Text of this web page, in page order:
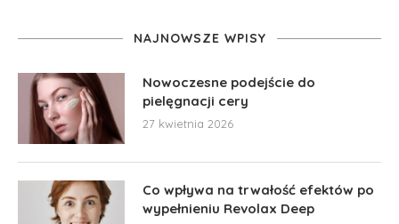
NAJNOWSZE WPISY
Nowoczesne podejście do
pielęgnacji cery
27 kwietnia 2026
Co wpływa na trwałość efektów po
wypełnieniu Revolax Deep